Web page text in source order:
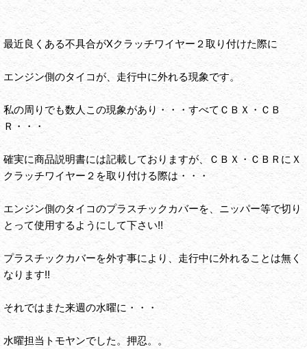
最近良くある不具合がXクラッチワイヤー２取り付けた際に
エンジン側のタイコが、走行中に外れる現象です。
私の周りでも数人この現象があり・・・すべてＣＢＸ・ＣＢ
Ｒ・・・
確実に商品説明書には記載しておりますが、ＣＢＸ・ＣＢＲにＸ
クラッチワイヤー２を取り付ける際は・・・
エンジン側のタイコのプラスチックカバーを、ニッパー等で切り
とって使用するようにして下さい!!
プラスチックカバーを外す事により、走行中に外れることは無く
なります!!
それではまた来週の水曜に・・・
水曜担当トモヤンでした。押忍。。